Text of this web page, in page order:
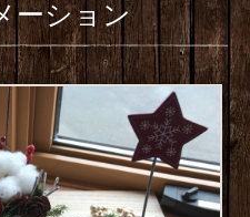
ーション